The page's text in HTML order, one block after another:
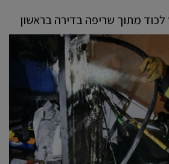
לכוד מתוך שריפה בדירה בראשון
לציון. אמש התקבלה הודעה במוקד 102 של מחוז מרכז